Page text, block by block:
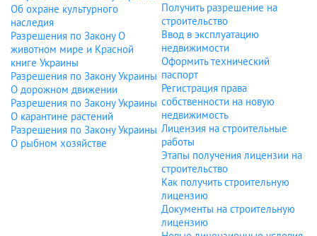
Об охране культурного
наследия
Разрешения по Закону О
животном мире и Красной
книге Украины
Разрешения по Закону Украины
О дорожном движении
Разрешения по Закону Украины
О карантине растений
Разрешения по Закону Украины
О рыбном хозяйстве
Получить разрешение на
строительство
Ввод в эксплуатацию
недвижимости
Оформить технический
паспорт
Регистрация права
собственности на новую
недвижимость
Лицензия на строительные
работы
Этапы получения лицензии на
строительство
Как получить строительную
лицензию
Документы на строительную
лицензию